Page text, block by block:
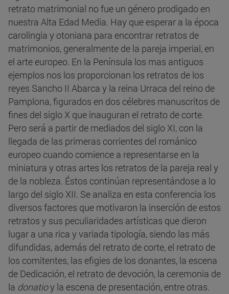
retrato matrimonial no fue un género prodigado en
nuestra Alta Edad Media. Hay que esperar a la época
carolingia y otoniana para encontrar retratos de
matrimonios, generalmente de la pareja imperial, en
el arte europeo. En la Península los mas antiguos
ejemplos nos los proporcionan los retratos de los
reyes Sancho II Abarca y la reina Urraca del reino de
Pamplona, figurados en dos célebres manuscritos de
fines del siglo X que inauguran el retrato de corte.
Pero será a partir de mediados del siglo XI, con la
llegada de las primeras corrientes del románico
europeo cuando comience a representarse en la
miniatura y otras artes los retratos de la pareja real y
de la nobleza. Éstos continúan representándose a lo
largo del siglo XII. Se analiza en esta conferencia los
diversos factores que motivaron la inserción de estos
retratos y sus peculiaridades artísticas que dieron
lugar a una rica y variada tipología, siendo las más
difundidas, además del retrato de corte, el retrato de
los comitentes, las efigies de los donantes, la escena
de Dedicación, el retrato de devoción, la ceremonia de
la donatioy la escena de presentación, entre otras.